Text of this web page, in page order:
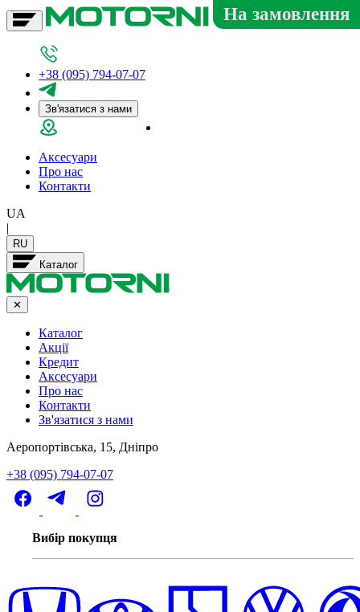
+38 (095) 794-07-07
Зв'язатися з нами
Аксесуари
Про нас
Контакти
UA
|
RU
Каталог
✕
Каталог
Акції
Кредит
Аксесуари
Про нас
Контакти
Зв'язатися з нами
Аеропортівська, 15, Дніпро
+38 (095) 794-07-07
Вибір покупця
На замовлення